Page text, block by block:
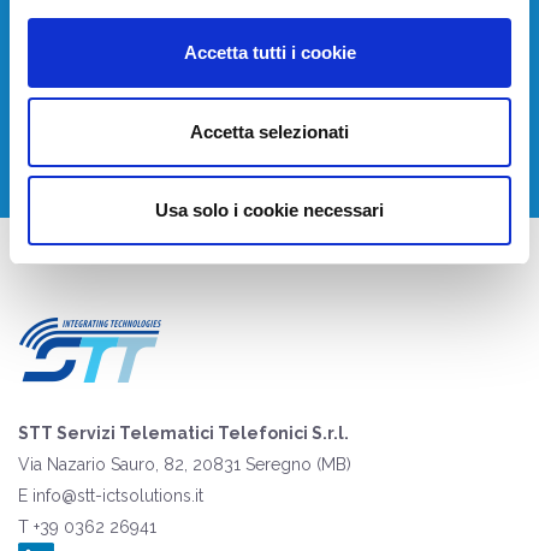
Accetta tutti i cookie
Accetta selezionati
Usa solo i cookie necessari
Contattaci per avere una consulenza gratuita.
CONTATTACI
STT Servizi Telematici Telefonici S.r.l.
Via Nazario Sauro, 82, 20831 Seregno (MB)
E info@stt-ictsolutions.it
T +39 0362 26941